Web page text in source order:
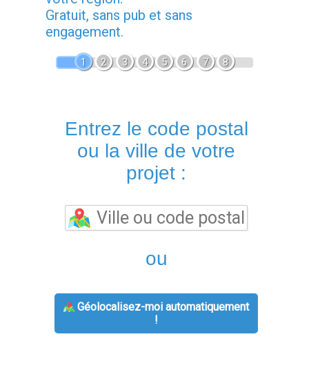
Gratuit, sans pub et sans
engagement.
1 2 3 4 5 6 7 8
Entrez le code postal
ou la ville de votre
projet :
ou
Géolocalisez-moi automatiquement
!